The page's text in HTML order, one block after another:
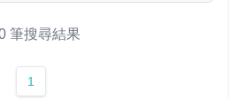
筆搜尋結果
1